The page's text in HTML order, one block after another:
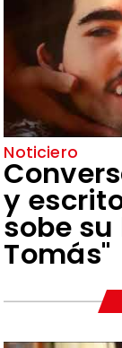
Noticiero
y
sobe
Tomás"